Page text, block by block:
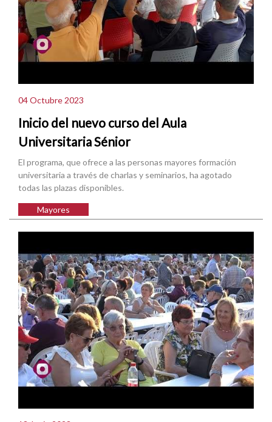
04 Octubre 2023
Inicio del nuevo curso del Aula
Universitaria Sénior
El programa, que ofrece a las personas mayores formación
universitaria a través de charlas y seminarios, ha agotado
todas las plazas disponibles.
Mayores